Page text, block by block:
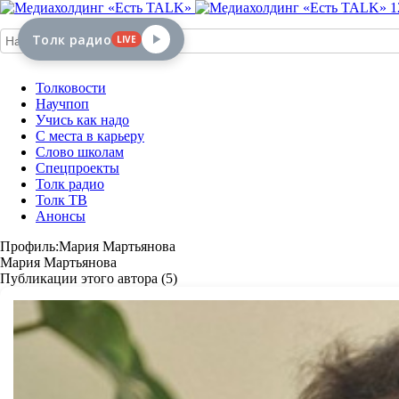
Толковости
Научпоп
Учись как надо
С места в карьеру
Слово школам
Спецпроекты
Толк радио
Толк ТВ
Анонсы
Профиль:Мария Мартьянова
Мария Мартьянова
Публикации этого автора (5)
Толк радио LIVE